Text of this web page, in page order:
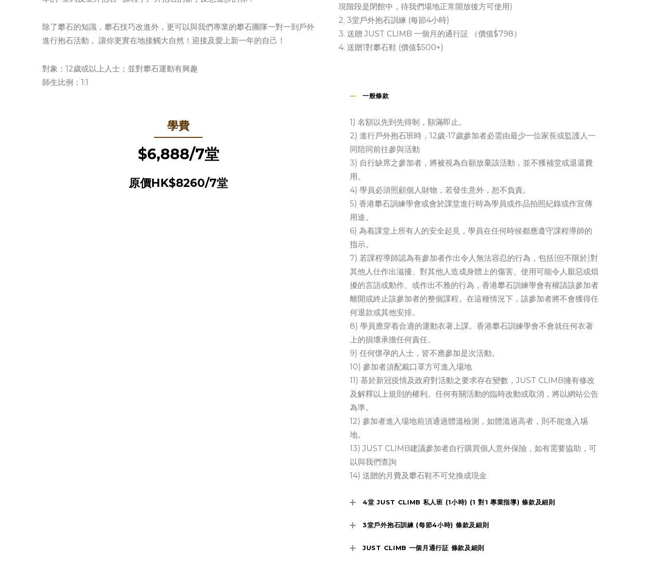
除了攀石的知識，攀石技巧改進外，更可以與我們專業的攀石團隊一對一到戶外
進行抱石活動， 讓你更實在地接觸大自然！迎接及愛上新一年的自己！
對象：12歲或以上人士；並對攀石運動有興趣
師生比例：1:1
學費
$6,888/7堂
原價HK$8260/7堂
現階段是閉館中，待我們場地正常開放後方可使用)
2. 3堂戶外抱石訓練 (每節4小時)
3. 送贈 JUST CLIMB 一個月的通行証 （價值$798）
4. 送贈1對攀石鞋 (價值$500+)
一般條款
1) 名額以先到先得制，額滿即止。
2) 進行戶外抱石班時，12歲-17歲參加者必需由最少一位家長或監護人一
同陪同前往參與活動
3) 自行缺席之參加者，將被視為自願放棄該活動，並不獲補堂或退還費
用。
4) 學員必須照顧個人財物，若發生意外，恕不負責。
5) 香港攀石訓練學會或會於課堂進行時為學員或作品拍照紀錄或作宣傳
用途。
6) 為着課堂上所有人的安全起見，學員在任何時候都應遵守課程導師的
指示。
7) 若課程導師認為有參加者作出令人無法容忍的行為，包括(但不限於)對
其他人仕作出滋擾、對其他人造成身體上的傷害、使用可能令人厭惡或煩
擾的言語或動作、或作出不雅的行為，香港攀石訓練學會有權請該參加者
離開或終止該參加者的整個課程。在這種情況下，該參加者將不會獲得任
何退款或其他安排。
8) 學員應穿着合適的運動衣著上課。香港攀石訓練學會不會就任何衣著
上的損壞承擔任何責任。
9) 任何懷孕的人士，皆不應參加是次活動。
10) 參加者須配戴口罩方可進入場地
11) 基於新冠疫情及政府對活動之要求存在變數，JUST CLIMB擁有修改
及解釋以上規則的權利。任何有關活動的臨時改動或取消，將以網站公告
為準。
12) 參加者進入場地前須通過體溫檢測，如體溫過高者，則不能進入埸
地。
13) JUST CLIMB建議參加者自行購買個人意外保險，如有需要協助，可
以與我們查詢
14) 送贈的月費及攀石鞋不可兌換成現金
4堂 JUST CLIMB 私人班 (1小時) (1 對1 專業指導) 條款及細則
3堂戶外抱石訓練 (每節4小時) 條款及細則
JUST CLIMB 一個月通行証 條款及細則